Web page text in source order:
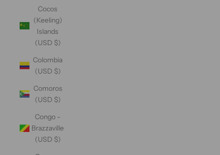
Cocos
(Keeling)
Islands
(USD $)
Colombia
(USD $)
Comoros
(USD $)
Congo -
Brazzaville
(USD $)